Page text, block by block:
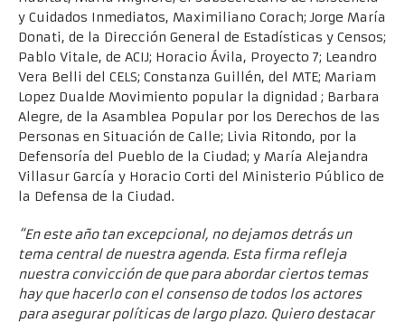
y Cuidados Inmediatos, Maximiliano Corach; Jorge María
Donati, de la Dirección General de Estadísticas y Censos;
Pablo Vitale, de ACIJ; Horacio Ávila, Proyecto 7; Leandro
Vera Belli del CELS; Constanza Guillén, del MTE; Mariam
Lopez Dualde Movimiento popular la dignidad ; Barbara
Alegre, de la Asamblea Popular por los Derechos de las
Personas en Situación de Calle; Livia Ritondo, por la
Defensoría del Pueblo de la Ciudad; y María Alejandra
Villasur García y Horacio Corti del Ministerio Público de
la Defensa de la Ciudad.
“En este año tan excepcional, no dejamos detrás un
tema central de nuestra agenda. Esta firma refleja
nuestra convicción de que para abordar ciertos temas
hay que hacerlo con el consenso de todos los actores
para asegurar políticas de largo plazo. Quiero destacar